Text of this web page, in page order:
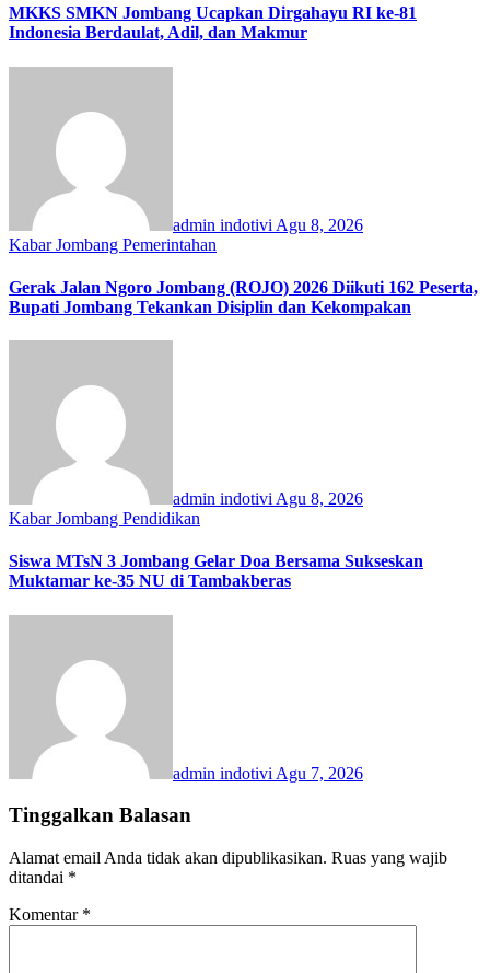
MKKS SMKN Jombang Ucapkan Dirgahayu RI ke-81
Indonesia Berdaulat, Adil, dan Makmur
admin indotivi Agu 8, 2026
Kabar Jombang Pemerintahan
Gerak Jalan Ngoro Jombang (ROJO) 2026 Diikuti 162 Peserta,
Bupati Jombang Tekankan Disiplin dan Kekompakan
admin indotivi Agu 8, 2026
Kabar Jombang Pendidikan
Siswa MTsN 3 Jombang Gelar Doa Bersama Sukseskan
Muktamar ke-35 NU di Tambakberas
admin indotivi Agu 7, 2026
Tinggalkan Balasan
Alamat email Anda tidak akan dipublikasikan. Ruas yang wajib
ditandai *
Komentar *